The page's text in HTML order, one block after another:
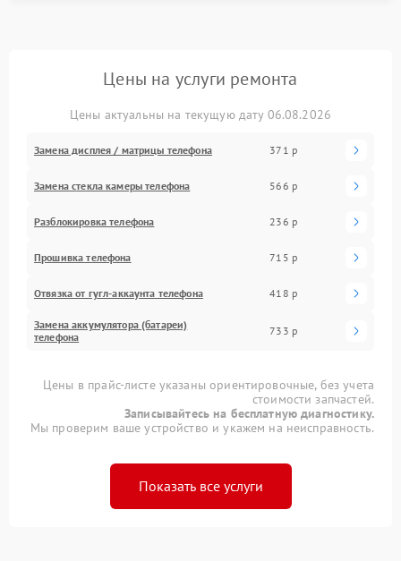
Цены на услуги ремонта
Цены актуальны на текущую дату 06.08.2026
Замена дисплея / матрицы телефона 371 р
Замена стекла камеры телефона 566 р
Разблокировка телефона 236 р
Прошивка телефона 715 р
Отвязка от гугл-аккаунта телефона 418 р
Замена аккумулятора (батареи)
телефона
733 р
Цены в прайс-листе указаны ориентировочные, без учета
стоимости запчастей.
Записывайтесь на бесплатную диагностику.
Мы проверим ваше устройство и укажем на неисправность.
Показать все услуги